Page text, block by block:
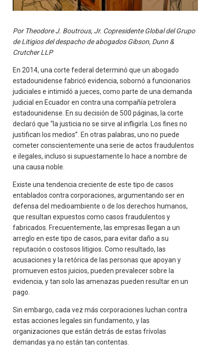
Por Theodore J. Boutrous, Jr. Copresidente Global del Grupo
de Litigios del despacho de abogados Gibson, Dunn &
Crutcher LLP
En 2014, una corte federal determinó que un abogado
estadounidense fabricó evidencia, sobornó a funcionarios
judiciales e intimidó a jueces, como parte de una demanda
judicial en Ecuador en contra una compañía petrolera
estadounidense. En su decisión de 500 páginas, la corte
declaró que “la justicia no se sirve al infligirla. Los fines no
justifican los medios”. En otras palabras, uno no puede
cometer conscientemente una serie de actos fraudulentos
e ilegales, incluso si supuestamente lo hace a nombre de
una causa noble.
Existe una tendencia creciente de este tipo de casos
entablados contra corporaciones, argumentando ser en
defensa del medioambiente o de los derechos humanos,
que resultan expuestos como casos fraudulentos y
fabricados. Frecuentemente, las empresas llegan a un
arreglo en este tipo de casos, para evitar daño a su
reputación o costosos litigios. Como resultado, las
acusaciones y la retórica de las personas que apoyan y
promueven estos juicios, pueden prevalecer sobre la
evidencia, y tan solo las amenazas pueden resultar en un
pago.
Sin embargo, cada vez más corporaciones luchan contra
estas acciones legales sin fundamento, y las
organizaciones que están detrás de estas frívolas
demandas ya no están tan contentas.